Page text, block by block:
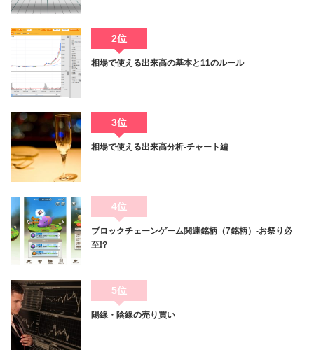
2位
相場で使える出来高の基本と11のルール
3位
相場で使える出来高分析-チャート編
4位
ブロックチェーンゲーム関連銘柄（7銘柄）-お祭り必
至!?
5位
陽線・陰線の売り買い